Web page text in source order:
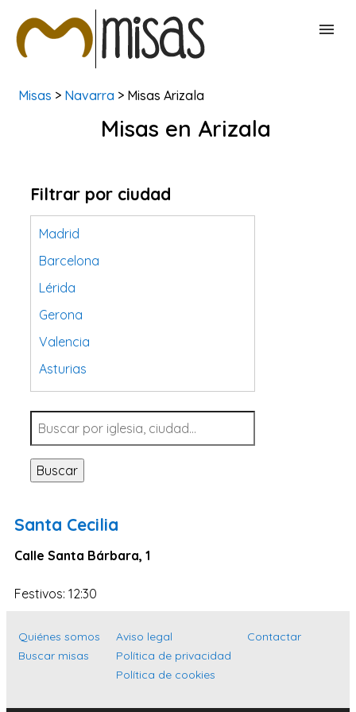
BUSCAR MISAS
Misas > Navarra > Misas Arizala
Misas en Arizala
Filtrar por ciudad
Madrid
Barcelona
Lérida
Gerona
Valencia
Asturias
Tarragona
Navarra
Valladolid
Sevilla
Santa Cruz de Tenerife
Cantabria
Islas Baleares
Málaga
Buscar
Santa Cecilia
Calle Santa Bárbara, 1
Festivos: 12:30
Quiénes somos
Buscar misas
Aviso legal
Política de privacidad
Política de cookies
Contactar